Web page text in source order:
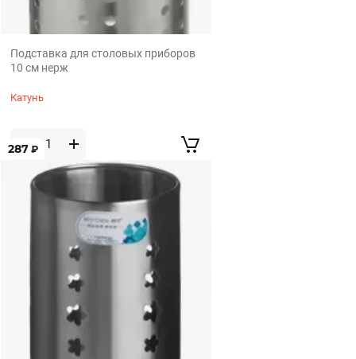
Подставка для столовых приборов
10 см нерж
Катунь
287 ₽